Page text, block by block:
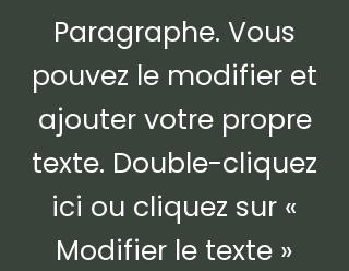
Paragraphe. Vous
pouvez le modifier et
ajouter votre propre
texte. Double-cliquez
ici ou cliquez sur «
Modifier le texte »